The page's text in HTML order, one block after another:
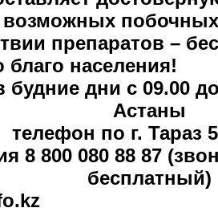
возможных
препаратов –
благо населения!
будние дни с 09.00
Астаны
телефон по г. Тараз
8 800 080 88 87
бесплатный)